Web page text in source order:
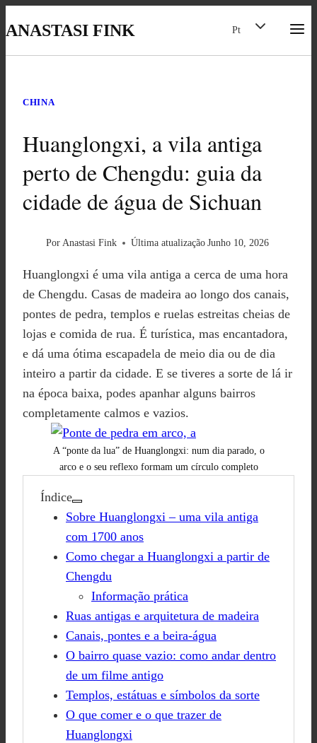
to
content
ANASTASI FINK Pt
Toggle
child
CHINA
Huanglongxi, a vila antiga
perto de Chengdu: guia da
cidade de água de Sichuan
Por Anastasi Fink Última atualização Junho 10, 2026
Huanglongxi é uma vila antiga a cerca de uma hora
de Chengdu. Casas de madeira ao longo dos canais,
pontes de pedra, templos e ruelas estreitas cheias de
lojas e comida de rua. É turística, mas encantadora,
e dá uma ótima escapadela de meio dia ou de dia
inteiro a partir da cidade. E se tiveres a sorte de lá ir
na época baixa, podes apanhar alguns bairros
completamente calmos e vazios.
A “ponte da lua” de Huanglongxi: num dia parado, o
arco e o seu reflexo formam um círculo completo
Índice
Sobre Huanglongxi – uma vila antiga
com 1700 anos
Como chegar a Huanglongxi a partir de
Chengdu
Informação prática
Ruas antigas e arquitetura de madeira
Canais, pontes e a beira-água
O bairro quase vazio: como andar dentro
de um filme antigo
Templos, estátuas e símbolos da sorte
O que comer e o que trazer de
Huanglongxi